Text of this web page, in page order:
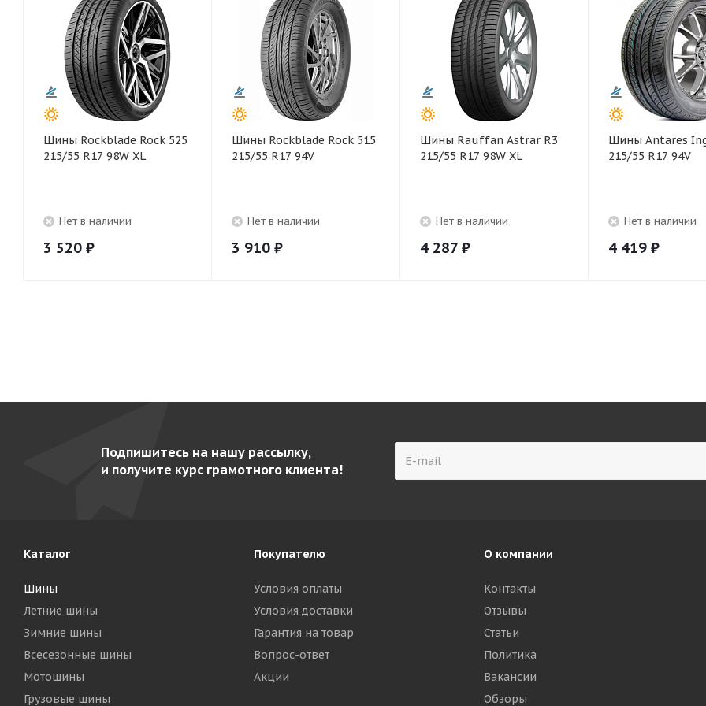
Шины Rockblade Rock 525
215/55 R17 98W XL
Нет в наличии
3 520 ₽
Шины Rockblade Rock 515
215/55 R17 94V
Нет в наличии
3 910 ₽
Шины Rauffan Astrar R3
215/55 R17 98W XL
Нет в наличии
4 287 ₽
Шины Antares
215/55 R17 94V
Нет в наличии
4 419 ₽
Подпишитесь на нашу рассылку,
и получите курс грамотного клиента!
Каталог
Шины
Летние шины
Зимние шины
Всесезонные шины
Мотошины
Грузовые шины
Покупателю
Условия оплаты
Условия доставки
Гарантия на товар
Вопрос-ответ
Акции
О компании
Контакты
Отзывы
Статьи
Политика
Вакансии
Обзоры